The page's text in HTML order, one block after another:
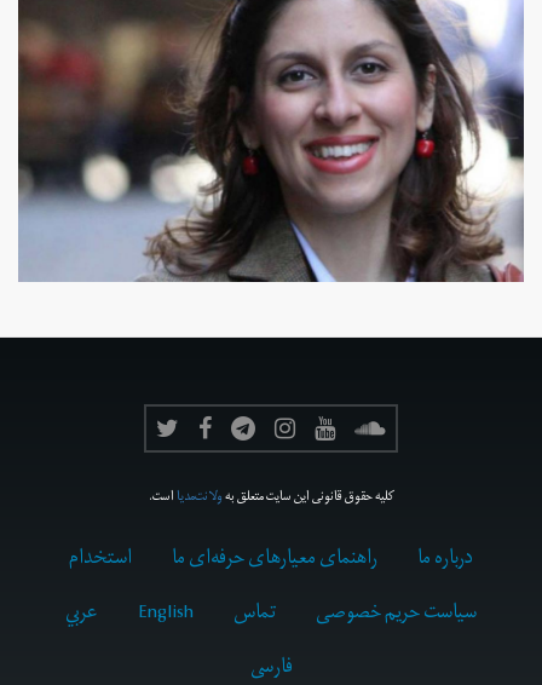
کلیه حقوق قانونی این سایت متعلق بهولانت‌مدیااست.
درباره ما راهنمای معیارهای حرفه‌ای ما
استخدام
سیاست حریم خصوصی
تماس English
عربي
فارسى